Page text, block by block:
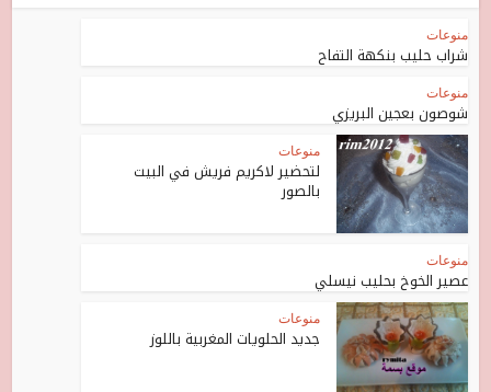
منوعات
شراب حليب بنكهة التفاح
منوعات
شوصون بعجين البريزي
منوعات
لتحضير لاكريم فريش في البيت
بالصور
منوعات
عصير الخوخ بحليب نيسلي
منوعات
جديد الحلويات المغربية باللوز